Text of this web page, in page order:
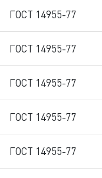
ГОСТ 14955-77
ГОСТ 14955-77
ГОСТ 14955-77
ГОСТ 14955-77
ГОСТ 14955-77